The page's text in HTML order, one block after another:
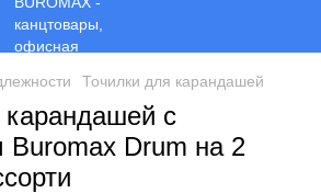
Точилки для карандашей
с
Buromax Drum на 2